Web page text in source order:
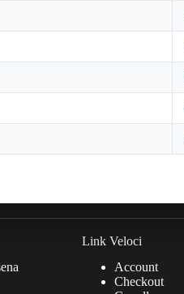
Link Veloci
Account
Checkout